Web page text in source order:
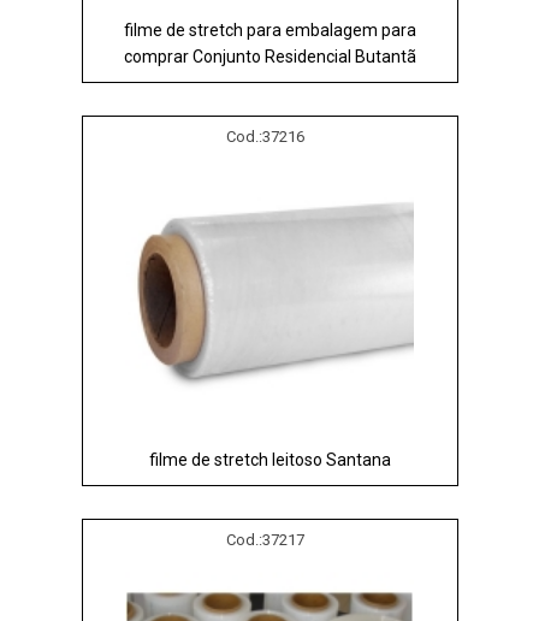
filme de stretch para embalagem para
comprar Conjunto Residencial Butantã
Cod.:37216
filme de stretch leitoso Santana
Cod.:37217